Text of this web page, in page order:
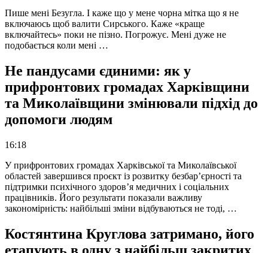
Пише мені Безугла. І каже що у мене чорна мітка що я не
включаюсь щоб валити Сирського. Каже «краще
включайтесь» поки не пізно. Погрожує. Мені дуже не
подобається коли мені …
Не пандусами єдиними: як у
прифронтових громадах Харківщини
та Миколаївщини змінювали підхід до
допомоги людям
16:18
У прифронтових громадах Харківської та Миколаївської
областей завершився проєкт із розвитку безбар’єрності та
підтримки психічного здоров’я медичних і соціальних
працівників. Його результати показали важливу
закономірність: найбільші зміни відбуваються не тоді, …
Костянтина Круглова затримано, його